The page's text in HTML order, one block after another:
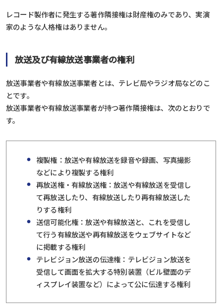
レコード製作者に発生する著作隣接権は財産権のみであり、実演
家のような人格権はありません。
放送及び有線放送事業者の権利
放送事業者や有線放送事業者とは、テレビ局やラジオ局などのこ
とです。
放送事業者や有線放送事業者が持つ著作隣接権は、次のとおりで
す。
複製権：放送や有線放送を録音や録画、写真撮影
などにより複製する権利
再放送権・有線放送権：放送や有線放送を受信し
て再放送したり、有線放送したり再有線放送した
りする権利
送信可能化権：放送や有線放送と、これを受信し
て行う有線放送や再有線放送をウェブサイトなど
に掲載する権利
テレビジョン放送の伝達権：テレビジョン放送を
受信して画面を拡大する特別装置（ビル壁面のデ
ィスプレイ装置など）によって公に伝達する権利